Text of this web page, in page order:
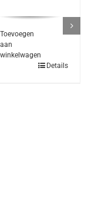
€74.95.
Toevoegen
aan
winkelwagen
Details